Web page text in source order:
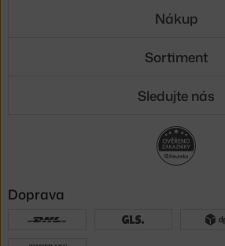
Nákup
Sortiment
Sledujte nás
Doprava